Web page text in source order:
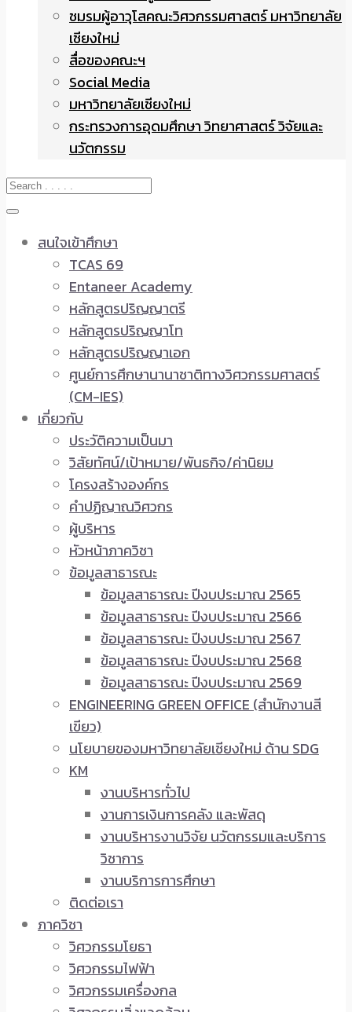
ชมรมผู้อาวุโสคณะวิศวกรรมศาสตร์ มหาวิทยาลัย
เชียงใหม่
สื่อของคณะฯ
Social Media
มหาวิทยาลัยเชียงใหม่
กระทรวงการอุดมศึกษา วิทยาศาสตร์ วิจัยและ
นวัตกรรม
สนใจเข้าศึกษา
TCAS 69
Entaneer Academy
หลักสูตรปริญญาตรี
หลักสูตรปริญญาโท
หลักสูตรปริญญาเอก
ศูนย์การศึกษานานาชาติทางวิศวกรรมศาสตร์
(CM-IES)
เกี่ยวกับ
ประวัติความเป็นมา
วิสัยทัศน์/เป้าหมาย/พันธกิจ/ค่านิยม
โครงสร้างองค์กร
คำปฏิญาณวิศวกร
ผู้บริหาร
หัวหน้าภาควิชา
ข้อมูลสาธารณะ
ข้อมูลสาธารณะ ปีงบประมาณ 2565
ข้อมูลสาธารณะ ปีงบประมาณ 2566
ข้อมูลสาธารณะ ปีงบประมาณ 2567
ข้อมูลสาธารณะ ปีงบประมาณ 2568
ข้อมูลสาธารณะ ปีงบประมาณ 2569
ENGINEERING GREEN OFFICE (สำนักงานสี
เขียว)
นโยบายของมหาวิทยาลัยเชียงใหม่ ด้าน SDG
KM
งานบริหารทั่วไป
งานการเงินการคลัง และพัสดุ
งานบริหารงานวิจัย นวัตกรรมและบริการ
วิชาการ
งานบริการการศึกษา
ติดต่อเรา
ภาควิชา
วิศวกรรมโยธา
วิศวกรรมไฟฟ้า
วิศวกรรมเครื่องกล